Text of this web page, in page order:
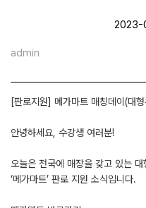
2023-
admin
[판로지원] 메가마트 매칭데이(대
안녕하세요, 수강생 여러분!
오늘은 전국에 매장을 갖고 있는 대
‘메가마트’ 판로 지원 소식입니다.